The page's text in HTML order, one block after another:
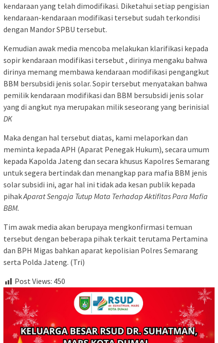
kendaraan yang telah dimodifikasi. Diketahui setiap pengisian
kendaraan-kendaraan modifikasi tersebut sudah terkondisi
dengan Mandor SPBU tersebut.
Kemudian awak media mencoba melakukan klarifikasi kepada
sopir kendaraan modifikasi tersebut , dirinya mengaku bahwa
dirinya memang membawa kendaraan modifikasi pengangkut
BBM bersubsidi jenis solar. Sopir tersebut menyatakan bahwa
pemilik kendaraan modifikasi dan BBM bersubsidi jenis solar
yang di angkut nya merupakan milik seseorang yang berinisial
DK
Maka dengan hal tersebut diatas, kami melaporkan dan
meminta kepada APH (Aparat Penegak Hukum), secara umum
kepada Kapolda Jateng dan secara khusus Kapolres Semarang
untuk segera bertindak dan menangkap para mafia BBM jenis
solar subsidi ini, agar hal ini tidak ada kesan publik kepada
pihakAparat Sengaja Tutup Mata Terhadap Aktifitas Para Mafia
BBM.
Tim awak media akan berupaya mengkonfirmasi temuan
tersebut dengan beberapa pihak terkait terutama Pertamina
dan BPH Migas bahkan aparat kepolisian Polres Semarang
serta Polda Jateng. (Tri)
Post Views: 450